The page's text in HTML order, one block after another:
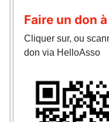
Faire un don
Cliquer sur, ou
don via HelloAsso